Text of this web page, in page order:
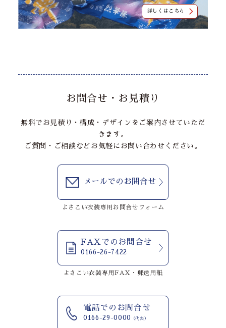
詳しくはこちら
お問合せ・お見積り
無料でお見積り・構成・デザインをご案内させていただ
きます。
ご質問・ご相談などお気軽にお問い合わせください。
メールでのお問合せ
よさこい衣装専用お問合せフォーム
FAXでのお問合せ
0166-26-7422
よさこい衣装専用FAX・郵送用紙
電話でのお問合せ
0166-29-0000 （代表）